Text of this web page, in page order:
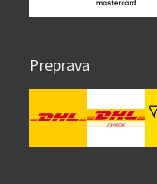
Preprava